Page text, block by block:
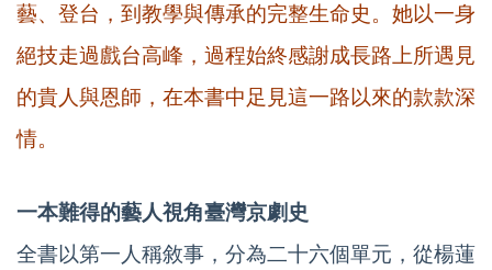
藝、登台，到教學與傳承的完整生命史。她以一身
絕技走過戲台高峰，過程始終感謝成長路上所遇見
的貴人與恩師，在本書中足見這一路以來的款款深
情。
一本難得的藝人視角臺灣京劇史
全書以第一人稱敘事，分為二十六個單元，從楊蓮